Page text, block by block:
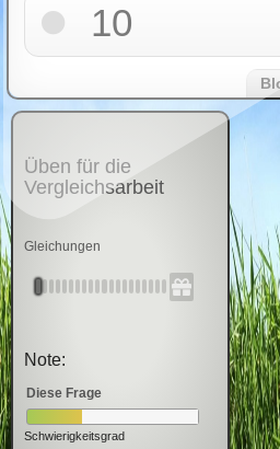
10
Üben für die
Vergleichsarbeit
Gleichungen
Note:
Diese Frage
Schwierigkeitsgrad